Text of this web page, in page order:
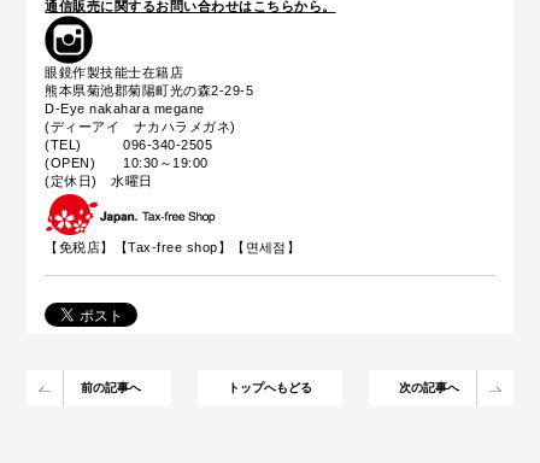
通信販売に関するお問い合わせはこちらから。
眼鏡作製技能士在籍店
熊本県菊池郡菊陽町光の森2-29-5
D-Eye nakahara megane
(ディーアイ ナカハラメガネ)
(TEL) 096-340-2505
(OPEN) 10:30～19:00
(定休日) 水曜日
【免税店】【Tax-free shop 】【면세점】
前の記事へ トップへもどる 次の記事へ